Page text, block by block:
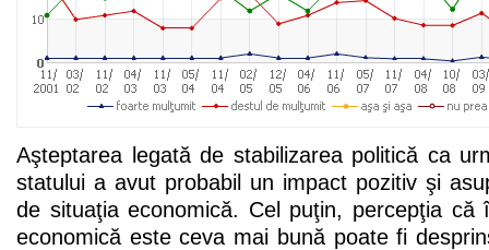
Aşteptarea legată de stabilizarea politică ca
statului a avut probabil un impact pozitiv şi
de situaţia economică. Cel puţin, percepţia că
economică este ceva mai bună poate fi